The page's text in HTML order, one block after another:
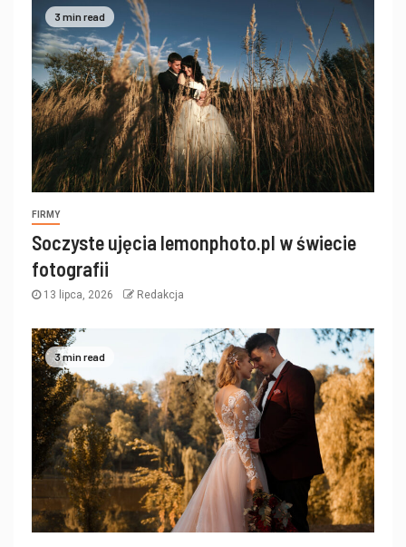
3 min read
FIRMY
Soczyste ujęcia lemonphoto.pl w świecie
fotografii
13 lipca, 2026 Redakcja
3 min read